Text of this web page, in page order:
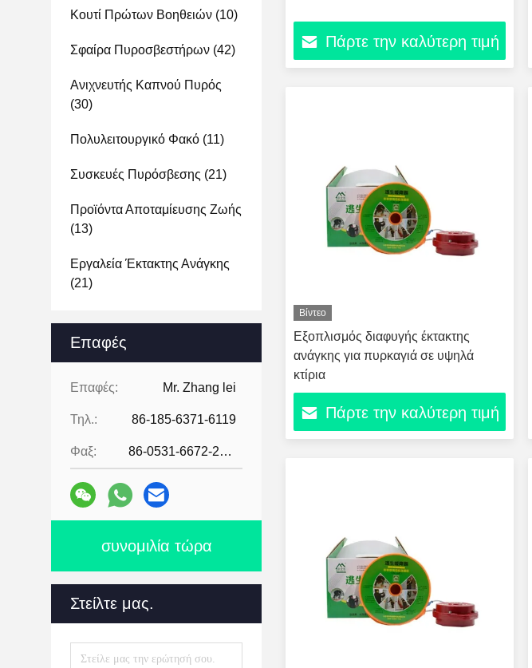
Κουτί Πρώτων Βοηθειών (10)
Σφαίρα Πυροσβεστήρων (42)
Ανιχνευτής Καπνού Πυρός
(30)
Πολυλειτουργικό Φακό (11)
Συσκευές Πυρόσβεσης (21)
Προϊόντα Αποταμίευσης Ζωής
(13)
Εργαλεία Έκτακτης Ανάγκης
(21)
Επαφές
Επαφές: Mr. Zhang lei
Τηλ.: 86-185-6371-6119
Φαξ: 86-0531-6672-2545
συνομιλία τώρα
Στείλτε μας.
Πάρτε την καλύτερη τιμή
Βίντεο
Εξοπλισμός διαφυγής έκτακτης
ανάγκης για πυρκαγιά σε υψηλά
κτίρια
Πάρτε την καλύτερη τιμή